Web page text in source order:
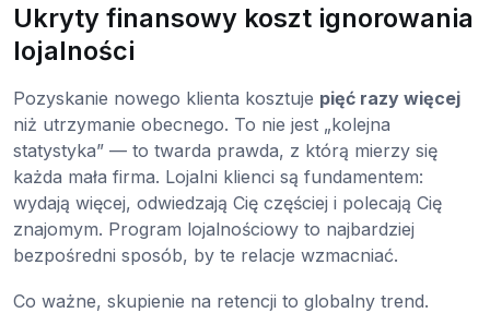
Ukryty finansowy koszt ignorowania
lojalności
Pozyskanie nowego klienta kosztuje pięć razy więcej
niż utrzymanie obecnego. To nie jest „kolejna
statystyka” — to twarda prawda, z którą mierzy się
każda mała firma. Lojalni klienci są fundamentem:
wydają więcej, odwiedzają Cię częściej i polecają Cię
znajomym. Program lojalnościowy to najbardziej
bezpośredni sposób, by te relacje wzmacniać.
Co ważne, skupienie na retencji to globalny trend.